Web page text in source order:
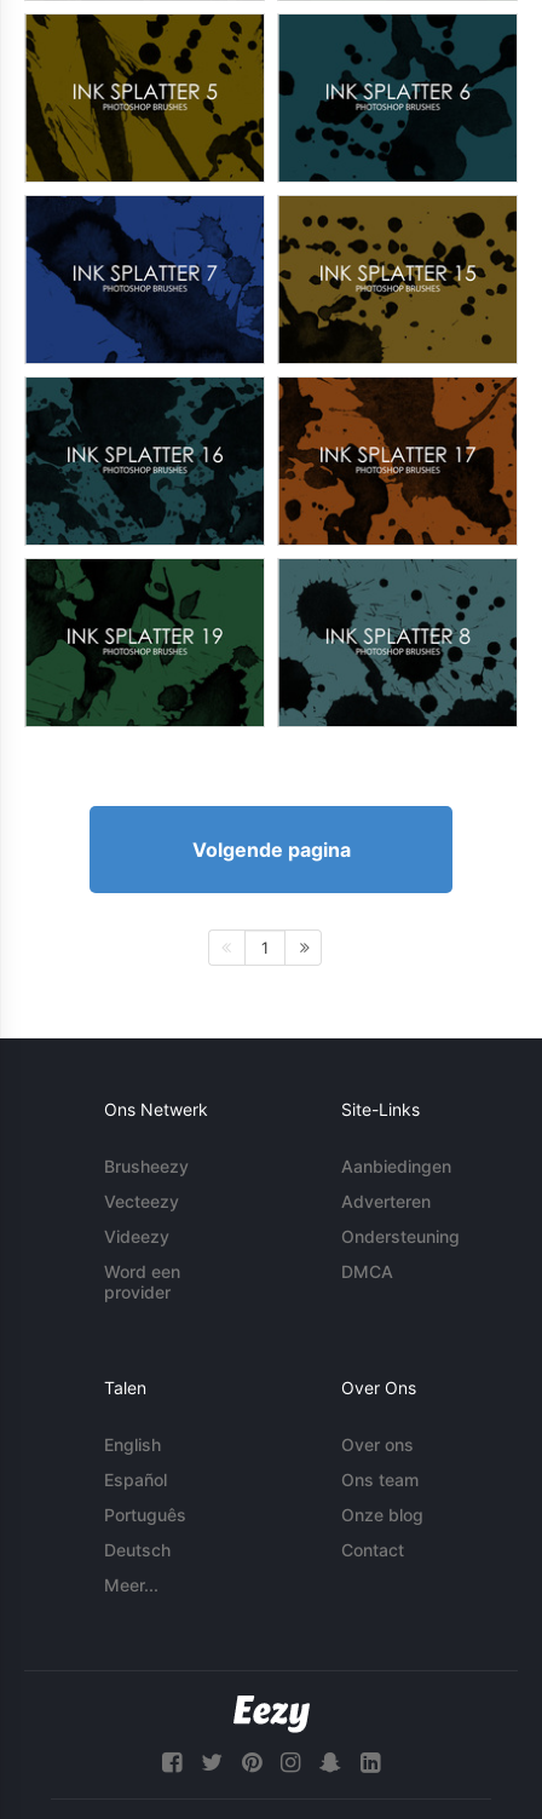
Volgende pagina
1
Ons Netwerk
Brusheezy
Vecteezy
Videezy
Word een
provider
Site-Links
Aanbiedingen
Adverteren
Ondersteuning
DMCA
Talen
English
Español
Português
Deutsch
Meer...
Over Ons
Over ons
Ons team
Onze blog
Contact